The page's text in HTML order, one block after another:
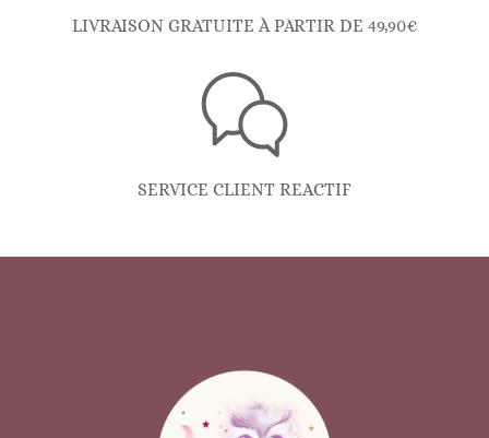
LIVRAISON GRATUITE À PARTIR DE 49,90€
SERVICE CLIENT REACTIF